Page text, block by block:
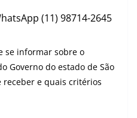
(11) 98714-2645
se informar sobre o
Governo do estado de São
receber e quais critérios